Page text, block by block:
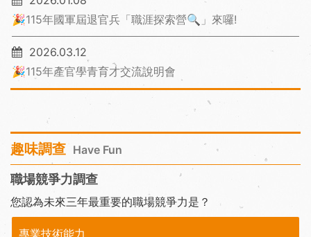
🎉115年國軍屆退官兵「職涯探索營🔍」來囉!
2026.03.12
🎉115年產官學青育才交流說明會
趣味調查 Have Fun
職場競爭力調查
您認為未來三年最重要的職場競爭力是？
專業技術能力